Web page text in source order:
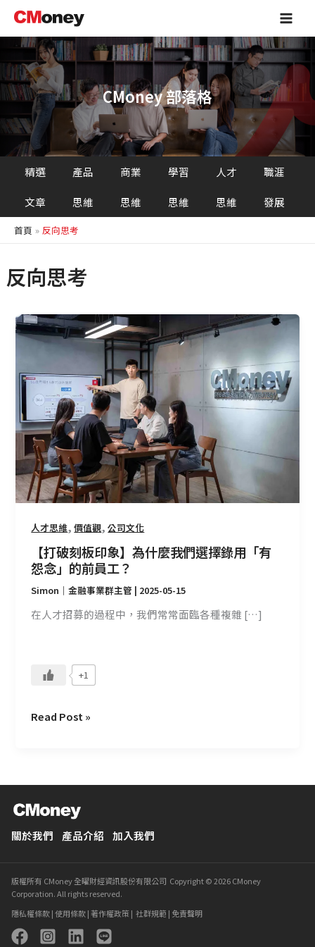
主
容
Main
CMoney 部落格
精選
文章
產品
思維
商業
思維
學習
思維
人才
思維
職涯
發展
首頁 反向思考
反向思考
人才思維,價值觀,公司文化
【打破刻板印象】為什麼我們選擇錄用「有
怨念」的前員工？
Simon｜金融事業群主管 | 2025-05-15
在人才招募的過程中，我們常常面臨各種複雜 […]
+1
【打
破
板
象】
為
什
麼
我
們
選
擇
用
「有
怨
念」
工？
Read Post »
關於我們 產品介紹 加入我們
版權所有 CMoney 全曜財經資訊股份有限公司 Copyright © 2026 CMoney
Corporation. All rights reserved.
隱私權條款|使用條款| 著作權政策| 社群規範 | 免責聲明